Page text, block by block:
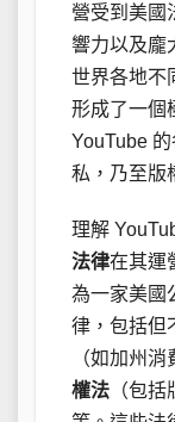
營受到美國
響力以及龐
世界各地不
形成了一個
YouTube
私，乃至版
理解
法律在其運
為一家美國
律，包括但
（如加州
權法 （包